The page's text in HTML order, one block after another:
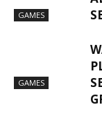
GAMES
GAMES